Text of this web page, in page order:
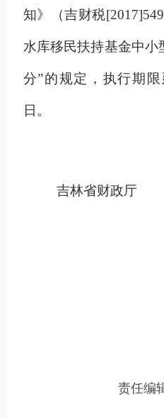
知》（吉财税
水库移民扶持基金中小
分”的规定，执行期
日。
吉林省财
责任编